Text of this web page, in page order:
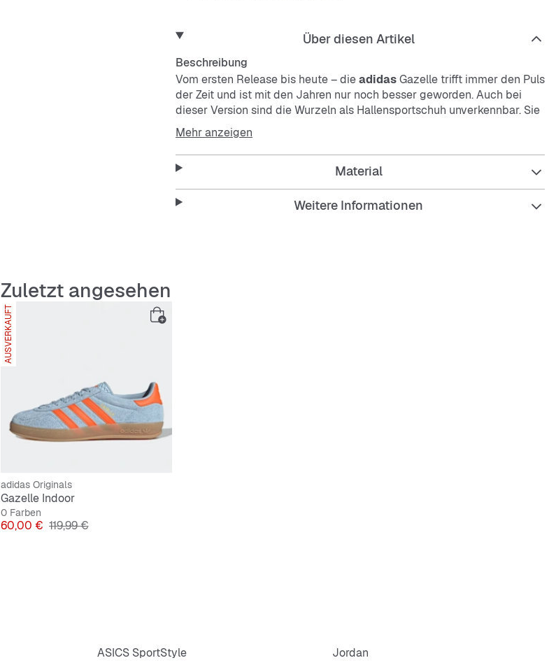
Über diesen Artikel
Beschreibung
Vom ersten Release bis heute – dieadidasGazelle trifft immer den Puls
der Zeit und ist mit den Jahren nur noch besser geworden. Auch bei
dieser Version sind die Wurzeln als Hallensportschuh unverkennbar. Sie
kommt mit einem Obermaterial aus echtem Leder und Synthetikleder
und einem weichen Synthetikfutter. Die niedrigprofilierte
Gummiaußensohle ist teilweise aus transparentem Naturgummi
gefertigt – eine Hommage an das Oldschool-Design. Trefoil
Traktionselemente, gezackte 3-Streifen und ein Gazelle Branding aus
Goldfolie machen diesen legendären Sneaker zu einem echten
Mehr anzeigen
Material
Weitere Informationen
Zuletzt angesehen
AUSVERKAUFT
adidas Originals
Gazelle Indoor
0 Farben
Preis
60,00 € Originalpreis
119,99 €
ASICS SportStyle
Jordan